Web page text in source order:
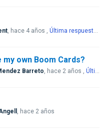
, hace 4 años , Última respuesta por
own Boom Cards?
Barreto, hace 2 años , Última respuesta
, hace 2 años